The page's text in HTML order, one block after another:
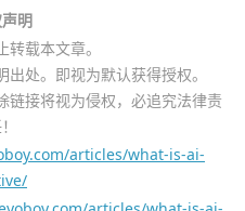
明
载本文章。
处。即视为默认获得授权。
链接将视为侵权，必追究法律责
articles/what-is-ai-